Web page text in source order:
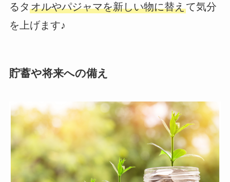
るタ オルやパジャマを新しい物に替えて気分
を上げます♪
貯蓄や将来への備え